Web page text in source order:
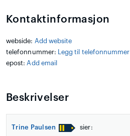
Kontaktinformasjon
webside: Add website
telefonnummer:
Legg til telefonnummer
epost: Add email
Beskrivelser
Trine Paulsen sier: